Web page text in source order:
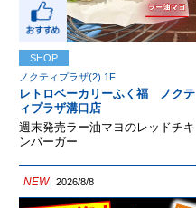
SHOP
ノクティプラザ(2) 1F
レトロベーカリーふく福 ノクテ
ィプラザ溝口店
週末発売ラー油マヨのレッドチキ
ンバーガー
NEW 2026/8/8